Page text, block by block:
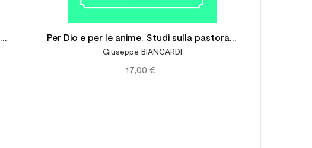
Per Dio e per le anime. Studi sulla pastorale
e la catechesi dell'Ottocento
Giuseppe BIANCARDI
17,00 €